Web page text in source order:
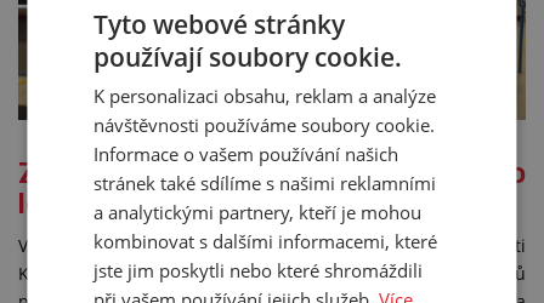
Zajímavost nakonec: Jak vznikalo
lepidlo na bázi etylesteru
V 50. letech minulého století se američtí vývojáři společnosti
KODAK pokoušeli vyrobit moderní vývojku na vyvolávání filmů
Tyto webové stránky
používají soubory cookie.
K personalizaci obsahu, reklam a analýze
návštěvnosti používáme soubory cookie.
Informace o vašem používání našich
stránek také sdílíme s našimi reklamními
a analytickými partnery, kteří je mohou
kombinovat s dalšími informacemi, které
jste jim poskytli nebo které shromáždili